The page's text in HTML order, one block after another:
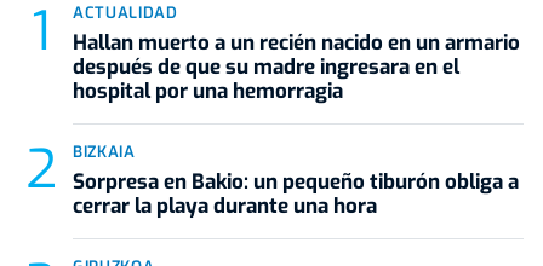
ACTUALIDAD
Hallan muerto a un recién nacido en un armario
después de que su madre ingresara en el
hospital por una hemorragia
BIZKAIA
Sorpresa en Bakio: un pequeño tiburón obliga a
cerrar la playa durante una hora